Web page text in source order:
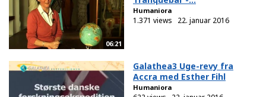
06:21
Humaniora
1.371 views 22. januar 2016
Galathea3 Uge-revy fra
Accra med Esther Fihl
Humaniora